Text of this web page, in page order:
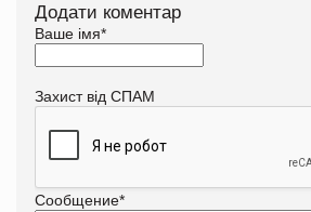
Додати коментар
Ваше імя*
Захист від СПАМ
Сообщение*